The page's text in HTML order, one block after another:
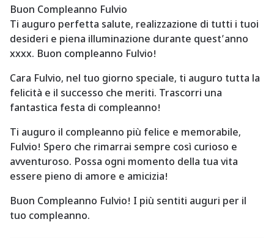
Buon Compleanno Fulvio
Ti auguro perfetta salute, realizzazione di tutti i tuoi
desideri e piena illuminazione durante quest’anno
xxxx. Buon compleanno Fulvio!
Cara Fulvio, nel tuo giorno speciale, ti auguro tutta la
felicità e il successo che meriti. Trascorri una
fantastica festa di compleanno!
Ti auguro il compleanno più felice e memorabile,
Fulvio! Spero che rimarrai sempre così curioso e
avventuroso. Possa ogni momento della tua vita
essere pieno di amore e amicizia!
Buon Compleanno Fulvio! I più sentiti auguri per il
tuo compleanno.